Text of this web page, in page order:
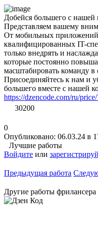
Добейся большего с нашей
Представляем вашему
От мобильных приложений
квалифицированных IT-
только внедрять и
которые постоянно
масштабировать команду в
Присоединяйтесь к нам и
большего вместе с нашей
https://dzencode.com/ru/
30200
0
Опубликовано: 06.03.24 в
Лучшие работы
Войдите или
Предыдущая работа
Другие работы фрилансера